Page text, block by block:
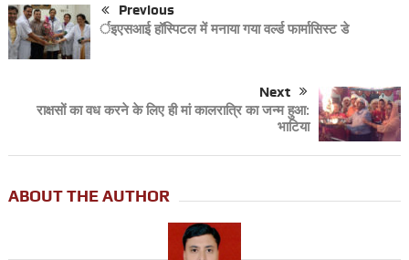
Previous
र्इएसआई हॉस्पिटल में मनाया गया वर्ल्ड फार्मासिस्ट डे
Next
राक्षसों का वध करने के लिए ही मां कालरात्रि का जन्म हुआ:
भाटिया
ABOUT THE AUTHOR